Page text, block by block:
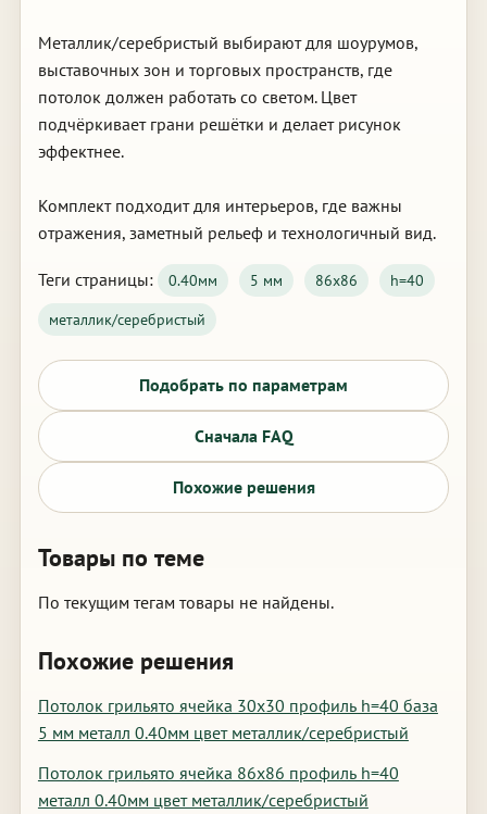
Металлик/серебристый выбирают для шоурумов,
выставочных зон и торговых пространств, где
потолок должен работать со светом. Цвет
подчёркивает грани решётки и делает рисунок
эффектнее.
Комплект подходит для интерьеров, где важны
отражения, заметный рельеф и технологичный вид.
Теги страницы: 0.40мм 5 мм 86х86
h=40
металлик/серебристый
Подобрать по параметрам
Сначала FAQ
Похожие решения
Товары по теме
По текущим тегам товары не найдены.
Похожие решения
Потолок грильято ячейка 30х30 профиль h=40 база
5 мм металл 0.40мм цвет металлик/серебристый
Потолок грильято ячейка 86х86 профиль h=40
металл 0.40мм цвет металлик/серебристый